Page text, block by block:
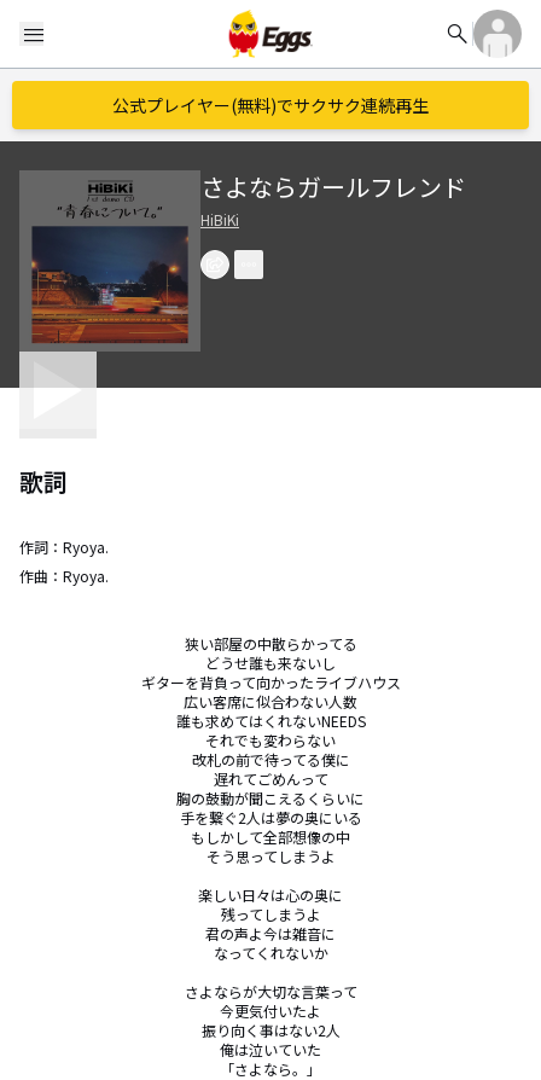
menu search
公式プレイヤー(無料)でサクサク連続再生
さよならガールフレンド
HiBiKi
歌詞
作詞： Ryoya.
作曲： Ryoya.
狭い部屋の中散らかってる
どうせ誰も来ないし
ギターを背負って向かったライブハウス
広い客席に似合わない人数
誰も求めてはくれないNEEDS
それでも変わらない
改札の前で待ってる僕に
遅れてごめんって
胸の鼓動が聞こえるくらいに
手を繋ぐ2人は夢の奥にいる
もしかして全部想像の中
そう思ってしまうよ
楽しい日々は心の奥に
残ってしまうよ
君の声よ今は雑音に
なってくれないか
さよならが大切な言葉って
今更気付いたよ
振り向く事はない2人
俺は泣いていた
「さよなら。」